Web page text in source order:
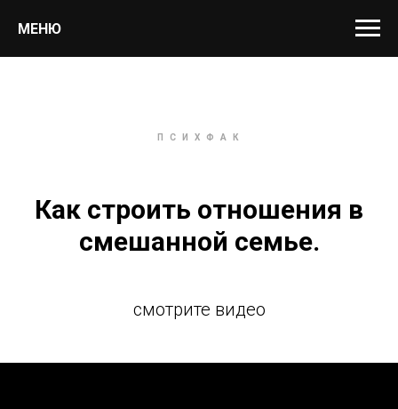
МЕНЮ
П С И Х Ф А К
Как строить отношения в
смешанной семье.
смотрите видео